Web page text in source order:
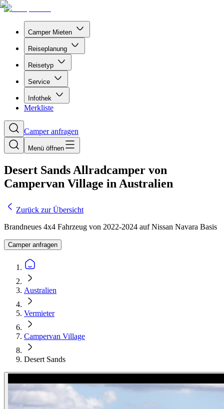
Camper Mieten
Reiseplanung
Reisetyp
Service
Infothek
Merkliste
Camper anfragen
Menü öffnen
Desert Sands Allradcamper von
Campervan Village in Australien
Zurück zur Übersicht
Brandneues 4x4 Fahrzeug von 2022-2024 auf Nissan Navara Basis
Camper anfragen
Australien
Vermieter
Campervan Village
Desert Sands